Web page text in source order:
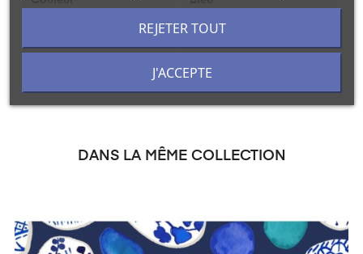
DANS LA MÊME COLLECTION
REJETER TOUT
J'ACCEPTE